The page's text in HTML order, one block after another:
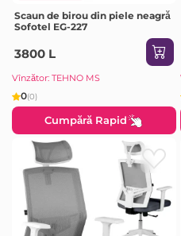
Scaun de birou din piele neagră
Sofotel EG-227
3800 L
Vînzător: TEHNO MS
0(0)
Cumpără Rapid